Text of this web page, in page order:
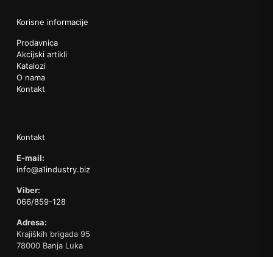
Korisne informacije
Prodavnica
Akcijski artikli
Katalozi
O nama
Kontakt
Kontakt
E-mail:
info@a1industry.biz
Viber:
066/859-128
Adresa:
Krajiških brigada 95
78000 Banja Luka